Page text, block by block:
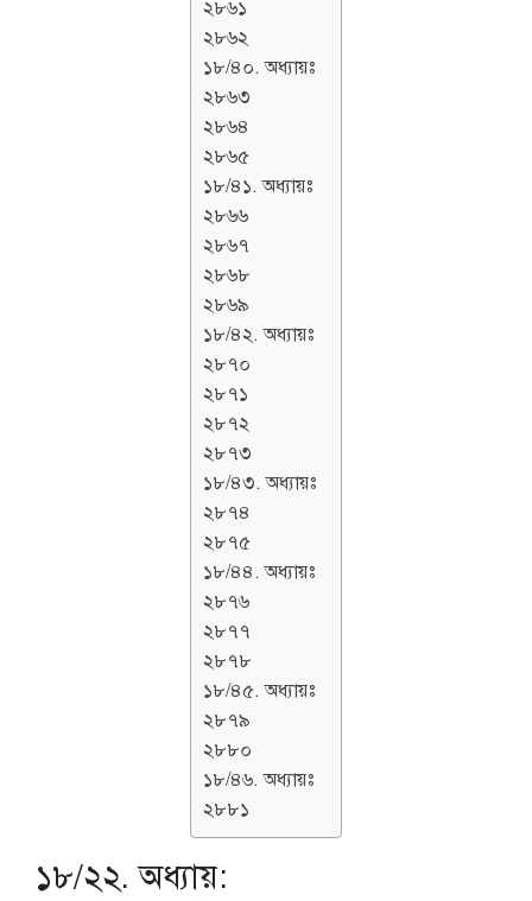
২৮৬১
২৮৬২
১৮/৪০. অধ্যায়ঃ
২৮৬৩
২৮৬৪
২৮৬৫
১৮/৪১. অধ্যায়ঃ
২৮৬৬
২৮৬৭
২৮৬৮
২৮৬৯
১৮/৪২. অধ্যায়ঃ
২৮৭০
২৮৭১
২৮৭২
২৮৭৩
১৮/৪৩. অধ্যায়ঃ
২৮৭৪
২৮৭৫
১৮/৪৪. অধ্যায়ঃ
২৮৭৬
২৮৭৭
২৮৭৮
১৮/৪৫. অধ্যায়ঃ
২৮৭৯
২৮৮০
১৮/৪৬. অধ্যায়ঃ
২৮৮১
১৮/২২. অধ্যায়: